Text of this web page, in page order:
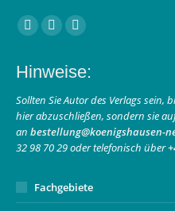
Finden Sie uns auf:
Facebook
opens
in
new
window
Instagram
opens
in
new
window
E-
page
opens
in
new
window
Hinweise:
Sollten Sie Autor des Verlags sein,
hier abzuschließen, sondern sie
an bestellung@koenigshausen-
32 98 70 29 oder telefonisch über
Fachgebiete